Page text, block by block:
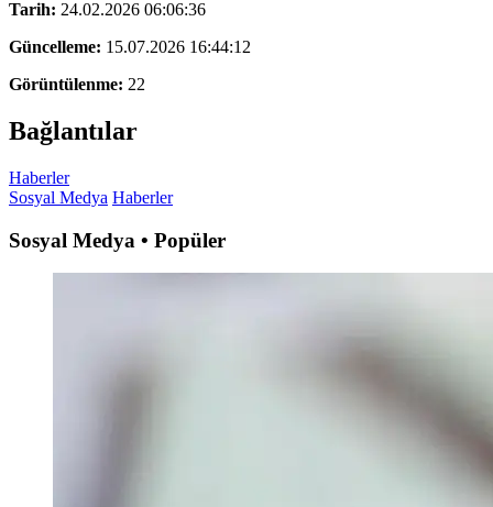
Tarih: 24.02.2026 06:06:36
Güncelleme: 15.07.2026 16:44:12
Görüntülenme: 22
Bağlantılar
Haberler
Sosyal Medya Haberler
Sosyal Medya • Popüler